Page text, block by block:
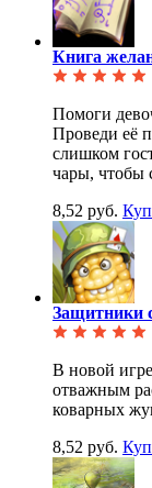
Книга
Помоги
Проведи её
слишком
чары, чтобы
8,52 руб.
Защитники
В новой
отважным
коварных
8,52 руб.